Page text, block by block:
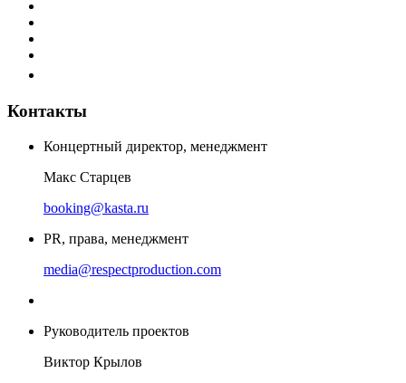
Контакты
Концертный директор, менеджмент
Макс Старцев
booking@kasta.ru
PR, права, менеджмент
media@respectproduction.com
Руководитель проектов
Виктор Крылов